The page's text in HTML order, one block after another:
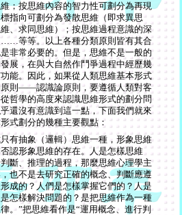
；按思維內容的智力性可劃分為再現
指向可劃分為發散思維（即求異思
、求同思維）；按思維過程意識的深
等等。以上各種分類原則皆有其合
非常必要的。但是，思維不是一般的
展，在與大自然作鬥爭過程中經歷幾
能。因此，如果從人類思維基本形式
則——認識論原則，要遵循人類對客
哲學的高度來認識思維形式的劃分問
還沒有意識到這一點，下面我們就來
式劃分的幾種主要觀點：
有抽象（邏輯）思維一種，形象思維
認形象思維的存在。人是怎樣思維
斷、推理的過程，那麼思維心理學主
也不是去研究正確的概念、判斷應遵
成的？人們是怎樣掌握它們的？人是
怎樣解決問題的？是把思維作為一種
。”把思維看作是“運用概念、進行判